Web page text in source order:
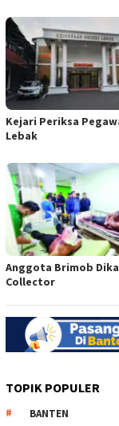
Kejari Periksa
Lebak
Anggota Brimob
Collector
TOPIK POPULER
BANTEN